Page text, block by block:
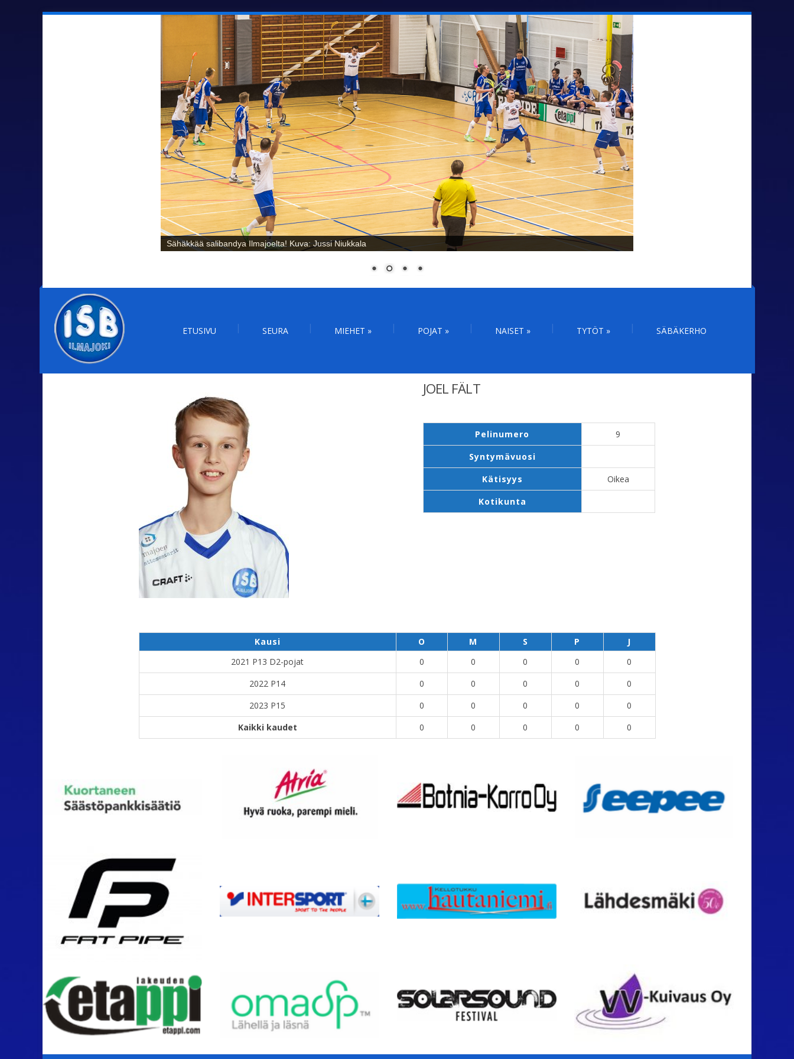
Sähäkkää salibandya Ilmajoelta! Kuva: Jussi Niukkala
ETUSIVU SEURA MIEHET » POJAT » NAISET » TYTÖT » SÄBÄKERHO
JOEL FÄLT
Pelinumero
9
Syntymävuosi
Kätisyys
Oikea
Kotikunta
Kausi O M S P
J
2021 P13 D2-pojat
0 0 0 0
0
2022 P14
0 0 0 0
0
2023 P15
0 0 0 0
0
Kaikki kaudet
0 0 0 0 0